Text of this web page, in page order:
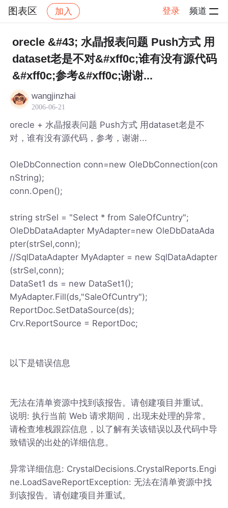
图表区 加入 登录 频道
图表区 帖子详情
orecle &#43; 水晶报表问题 Push方式 用
dataset老是不对&#xff0c;谁有没有源代码
&#xff0c;参考&#xff0c;谢谢...
wangjinzhai
2006-06-21
orecle + 水晶报表问题 Push方式 用dataset老是不
对，谁有没有源代码，参考，谢谢...
OleDbConnection conn=new OleDbConnection(con
nString);
conn.Open();
string strSel = "Select * from SaleOfCuntry";
OleDbDataAdapter MyAdapter=new OleDbDataAda
pter(strSel,conn);
//SqlDataAdapter MyAdapter = new SqlDataAdapter
(strSel,conn);
DataSet1 ds = new DataSet1();
MyAdapter.Fill(ds,"SaleOfCuntry");
ReportDoc.SetDataSource(ds);
Crv.ReportSource = ReportDoc;
以下是错误信息
无法在清单资源中找到该报告。请创建项目并重试。
说明: 执行当前 Web 请求期间，出现未处理的异常。
请检查堆栈跟踪信息，以了解有关该错误以及代码中导
致错误的出处的详细信息。
异常详细信息: CrystalDecisions.CrystalReports.Engi
ne.LoadSaveReportException: 无法在清单资源中找
到该报告。请创建项目并重试。